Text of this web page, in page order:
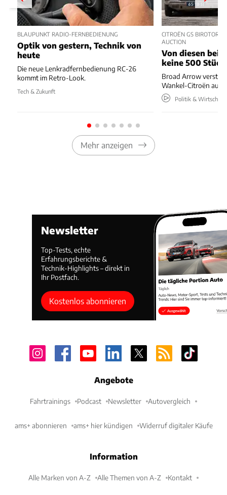
BLAUPUNKT RADIO-FERNBEDIENUNG
Optik von gestern, Technik von
heute
Die neue Lenkradfernbedienung RC-26
kommt im Retro-Look.
Tech & Zukunft
CITROËN GS BIROTOR
AUCTION
Von diesen
keine 500 Stück
Broad Arrow
Wankel-Citroën aus
Politik & Wirtschaft
Mehr anzeigen
Newsletter
Top-Tests, echte
Erfahrungsberichte &
Technik-Highlights – direkt in
Ihr Postfach.
Kostenlos abonnieren
Angebote
Fahrtrainings Podcast Newsletter Autovergleich
ams+ abonnieren ams+ hier kündigen Widerruf digitaler Käufe
Information
Alle Marken von A-Z Alle Themen von A-Z Kontakt